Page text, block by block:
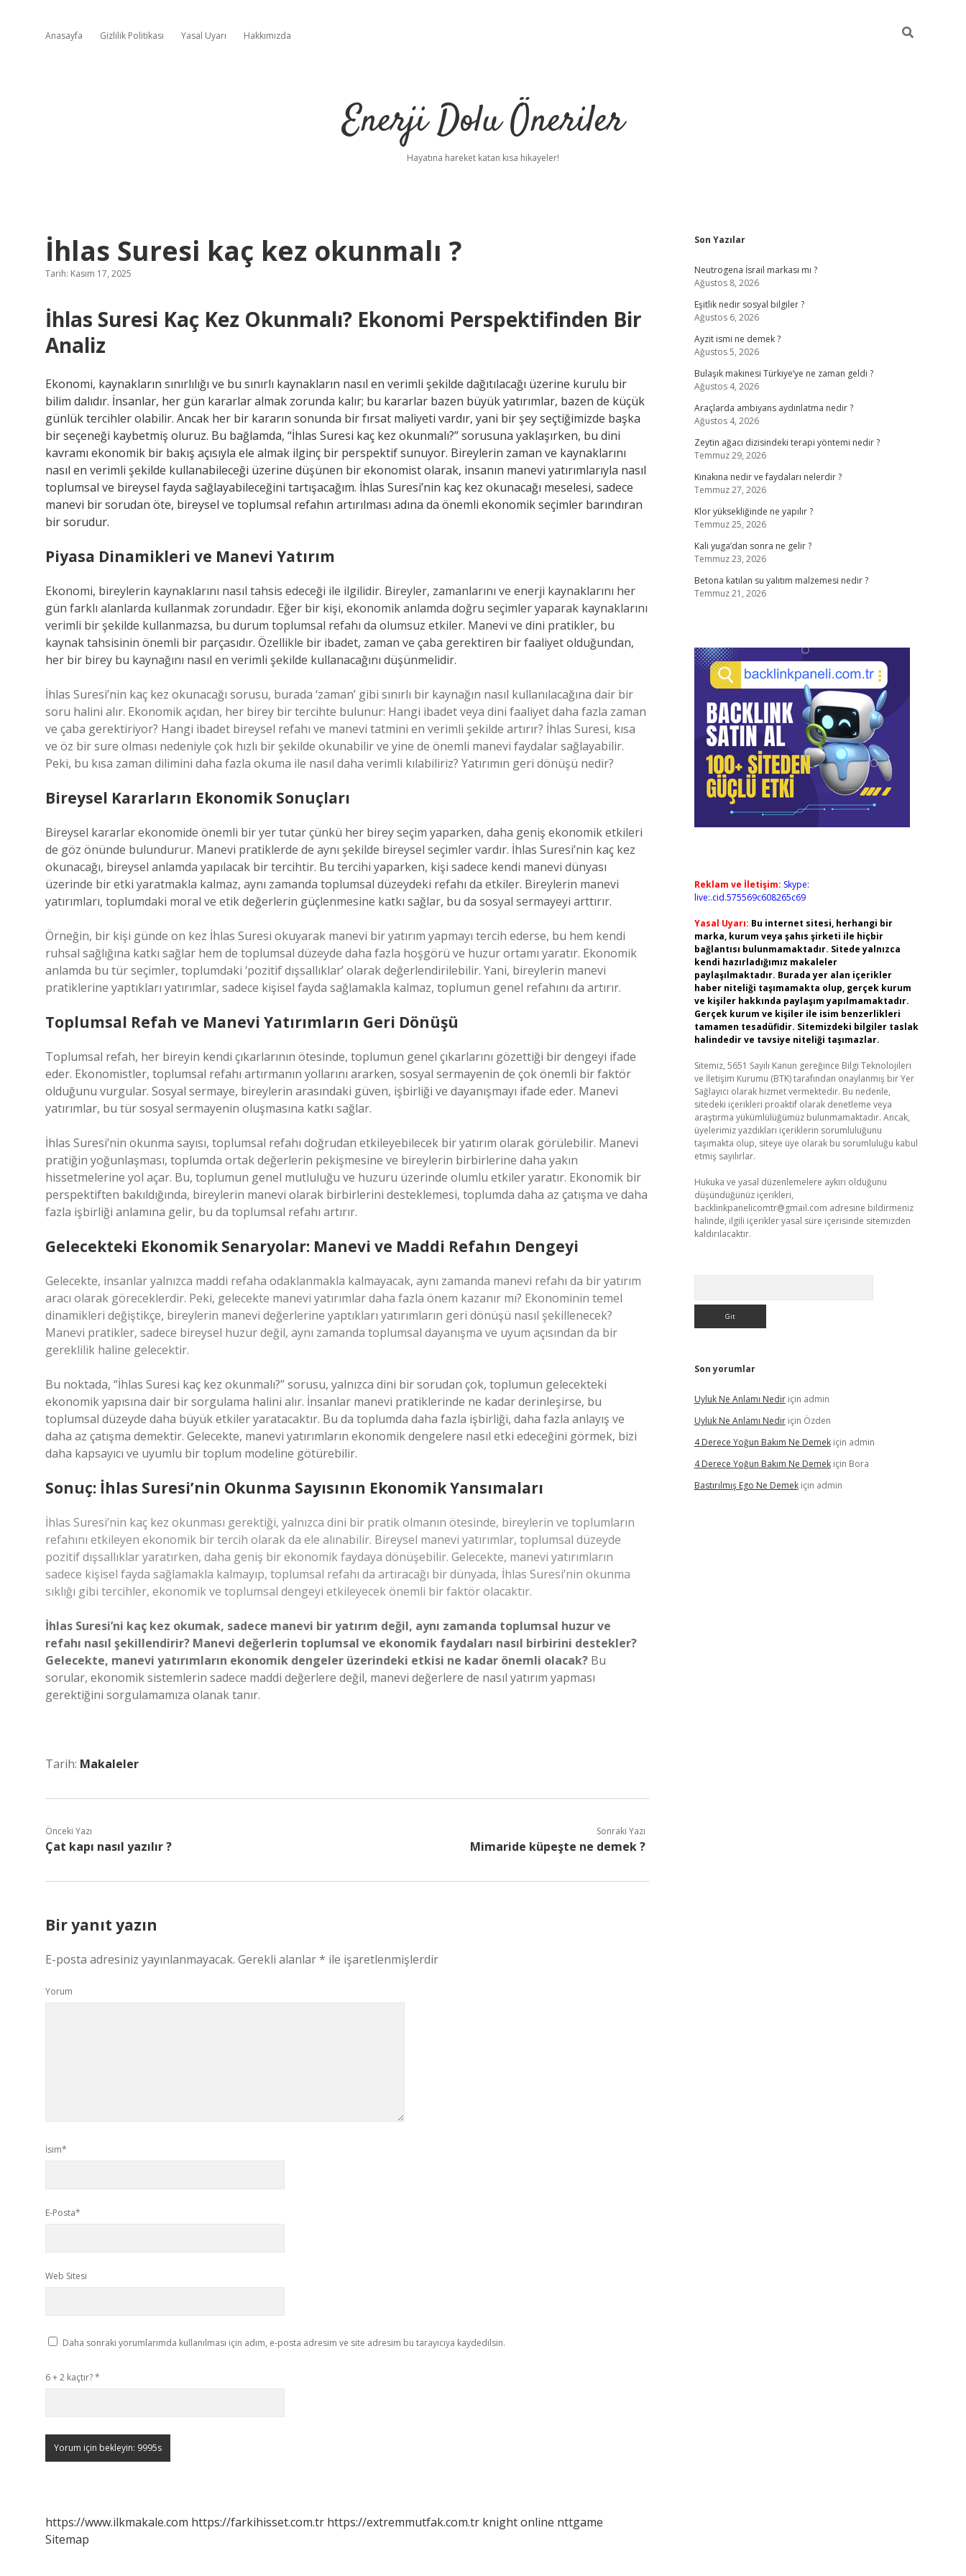
Anasayfa Gizlilik Politikası Yasal Uyarı Hakkımızda
Enerji Dolu Öneriler
Hayatına hareket katan kısa hikayeler!
İhlas Suresi kaç kez okunmalı ?
Tarih: Kasım 17, 2025
İhlas Suresi Kaç Kez Okunmalı? Ekonomi Perspektifinden Bir
Analiz
Ekonomi, kaynakların sınırlılığı ve bu sınırlı kaynakların nasıl en verimli şekilde dağıtılacağı üzerine kurulu bir
bilim dalıdır. İnsanlar, her gün kararlar almak zorunda kalır; bu kararlar bazen büyük yatırımlar, bazen de küçük
günlük tercihler olabilir. Ancak her bir kararın sonunda bir fırsat maliyeti vardır, yani bir şey seçtiğimizde başka
bir seçeneği kaybetmiş oluruz. Bu bağlamda, “İhlas Suresi kaç kez okunmalı?” sorusuna yaklaşırken, bu dini
kavramı ekonomik bir bakış açısıyla ele almak ilginç bir perspektif sunuyor. Bireylerin zaman ve kaynaklarını
nasıl en verimli şekilde kullanabileceği üzerine düşünen bir ekonomist olarak, insanın manevi yatırımlarıyla nasıl
toplumsal ve bireysel fayda sağlayabileceğini tartışacağım. İhlas Suresi’nin kaç kez okunacağı meselesi, sadece
manevi bir sorudan öte, bireysel ve toplumsal refahın artırılması adına da önemli ekonomik seçimler barındıran
bir sorudur.
Piyasa Dinamikleri ve Manevi Yatırım
Ekonomi, bireylerin kaynaklarını nasıl tahsis edeceği ile ilgilidir. Bireyler, zamanlarını ve enerji kaynaklarını her
gün farklı alanlarda kullanmak zorundadır. Eğer bir kişi, ekonomik anlamda doğru seçimler yaparak kaynaklarını
verimli bir şekilde kullanmazsa, bu durum toplumsal refahı da olumsuz etkiler. Manevi ve dini pratikler, bu
kaynak tahsisinin önemli bir parçasıdır. Özellikle bir ibadet, zaman ve çaba gerektiren bir faaliyet olduğundan,
her bir birey bu kaynağını nasıl en verimli şekilde kullanacağını düşünmelidir.
İhlas Suresi’nin kaç kez okunacağı sorusu, burada ‘zaman’ gibi sınırlı bir kaynağın nasıl kullanılacağına dair bir
soru halini alır. Ekonomik açıdan, her birey bir tercihte bulunur: Hangi ibadet veya dini faaliyet daha fazla zaman
ve çaba gerektiriyor? Hangi ibadet bireysel refahı ve manevi tatmini en verimli şekilde artırır? İhlas Suresi, kısa
ve öz bir sure olması nedeniyle çok hızlı bir şekilde okunabilir ve yine de önemli manevi faydalar sağlayabilir.
Peki, bu kısa zaman dilimini daha fazla okuma ile nasıl daha verimli kılabiliriz? Yatırımın geri dönüşü nedir?
Bireysel Kararların Ekonomik Sonuçları
Bireysel kararlar ekonomide önemli bir yer tutar çünkü her birey seçim yaparken, daha geniş ekonomik etkileri
de göz önünde bulundurur. Manevi pratiklerde de aynı şekilde bireysel seçimler vardır. İhlas Suresi’nin kaç kez
okunacağı, bireysel anlamda yapılacak bir tercihtir. Bu tercihi yaparken, kişi sadece kendi manevi dünyası
üzerinde bir etki yaratmakla kalmaz, aynı zamanda toplumsal düzeydeki refahı da etkiler. Bireylerin manevi
yatırımları, toplumdaki moral ve etik değerlerin güçlenmesine katkı sağlar, bu da sosyal sermayeyi arttırır.
Örneğin, bir kişi günde on kez İhlas Suresi okuyarak manevi bir yatırım yapmayı tercih ederse, bu hem kendi
ruhsal sağlığına katkı sağlar hem de toplumsal düzeyde daha fazla hoşgörü ve huzur ortamı yaratır. Ekonomik
anlamda bu tür seçimler, toplumdaki ‘pozitif dışsallıklar’ olarak değerlendirilebilir. Yani, bireylerin manevi
pratiklerine yaptıkları yatırımlar, sadece kişisel fayda sağlamakla kalmaz, toplumun genel refahını da artırır.
Toplumsal Refah ve Manevi Yatırımların Geri Dönüşü
Toplumsal refah, her bireyin kendi çıkarlarının ötesinde, toplumun genel çıkarlarını gözettiği bir dengeyi ifade
eder. Ekonomistler, toplumsal refahı artırmanın yollarını ararken, sosyal sermayenin de çok önemli bir faktör
olduğunu vurgular. Sosyal sermaye, bireylerin arasındaki güven, işbirliği ve dayanışmayı ifade eder. Manevi
yatırımlar, bu tür sosyal sermayenin oluşmasına katkı sağlar.
İhlas Suresi’nin okunma sayısı, toplumsal refahı doğrudan etkileyebilecek bir yatırım olarak görülebilir. Manevi
pratiğin yoğunlaşması, toplumda ortak değerlerin pekişmesine ve bireylerin birbirlerine daha yakın
hissetmelerine yol açar. Bu, toplumun genel mutluluğu ve huzuru üzerinde olumlu etkiler yaratır. Ekonomik bir
perspektiften bakıldığında, bireylerin manevi olarak birbirlerini desteklemesi, toplumda daha az çatışma ve daha
fazla işbirliği anlamına gelir, bu da toplumsal refahı artırır.
Gelecekteki Ekonomik Senaryolar: Manevi ve Maddi Refahın Dengeyi
Gelecekte, insanlar yalnızca maddi refaha odaklanmakla kalmayacak, aynı zamanda manevi refahı da bir yatırım
aracı olarak göreceklerdir. Peki, gelecekte manevi yatırımlar daha fazla önem kazanır mı? Ekonominin temel
dinamikleri değiştikçe, bireylerin manevi değerlerine yaptıkları yatırımların geri dönüşü nasıl şekillenecek?
Manevi pratikler, sadece bireysel huzur değil, aynı zamanda toplumsal dayanışma ve uyum açısından da bir
gereklilik haline gelecektir.
Bu noktada, “İhlas Suresi kaç kez okunmalı?” sorusu, yalnızca dini bir sorudan çok, toplumun gelecekteki
ekonomik yapısına dair bir sorgulama halini alır. İnsanlar manevi pratiklerinde ne kadar derinleşirse, bu
toplumsal düzeyde daha büyük etkiler yaratacaktır. Bu da toplumda daha fazla işbirliği, daha fazla anlayış ve
daha az çatışma demektir. Gelecekte, manevi yatırımların ekonomik dengelere nasıl etki edeceğini görmek, bizi
daha kapsayıcı ve uyumlu bir toplum modeline götürebilir.
Sonuç: İhlas Suresi’nin Okunma Sayısının Ekonomik Yansımaları
İhlas Suresi’nin kaç kez okunması gerektiği, yalnızca dini bir pratik olmanın ötesinde, bireylerin ve toplumların
refahını etkileyen ekonomik bir tercih olarak da ele alınabilir. Bireysel manevi yatırımlar, toplumsal düzeyde
pozitif dışsallıklar yaratırken, daha geniş bir ekonomik faydaya dönüşebilir. Gelecekte, manevi yatırımların
sadece kişisel fayda sağlamakla kalmayıp, toplumsal refahı da artıracağı bir dünyada, İhlas Suresi’nin okunma
sıklığı gibi tercihler, ekonomik ve toplumsal dengeyi etkileyecek önemli bir faktör olacaktır.
İhlas Suresi’ni kaç kez okumak, sadece manevi bir yatırım değil, aynı zamanda toplumsal huzur ve
refahı nasıl şekillendirir? Manevi değerlerin toplumsal ve ekonomik faydaları nasıl birbirini destekler?
Gelecekte, manevi yatırımların ekonomik dengeler üzerindeki etkisi ne kadar önemli olacak? Bu
sorular, ekonomik sistemlerin sadece maddi değerlere değil, manevi değerlere de nasıl yatırım yapması
gerektiğini sorgulamamıza olanak tanır.
Tarih: Makaleler
Önceki Yazı
Çat kapı nasıl yazılır ?
Sonraki Yazı
Mimaride küpeşte ne demek ?
Bir yanıt yazın
E-posta adresiniz yayınlanmayacak. Gerekli alanlar* ile işaretlenmişlerdir
Yorum
İsim*
E-Posta*
Web Sitesi
Daha sonraki yorumlarımda kullanılması için adım, e-posta adresim ve site adresim bu tarayıcıya kaydedilsin.
6 + 2 kaçtır?*
https://www.ilkmakale.com https://farkihisset.com.tr https://extremmutfak.com.tr knight online nttgame
Sitemap
Sidebar
Son Yazılar
Neutrogena İsrail markası mı ?
Ağustos 8, 2026
Eşitlik nedir sosyal bilgiler ?
Ağustos 6, 2026
Ayzit ismi ne demek ?
Ağustos 5, 2026
Bulaşık makinesi Türkiye’ye ne zaman geldi ?
Ağustos 4, 2026
Araçlarda ambiyans aydınlatma nedir ?
Ağustos 4, 2026
Zeytin ağacı dizisindeki terapi yöntemi nedir ?
Temmuz 29, 2026
Kınakına nedir ve faydaları nelerdir ?
Temmuz 27, 2026
Klor yüksekliğinde ne yapılır ?
Temmuz 25, 2026
Kali yuga’dan sonra ne gelir ?
Temmuz 23, 2026
Betona katılan su yalıtım malzemesi nedir ?
Temmuz 21, 2026
Reklam ve İletişim: Skype:
live:.cid.575569c608265c69
Yasal Uyarı: Bu internet sitesi, herhangi bir
marka, kurum veya şahıs şirketi ile hiçbir
bağlantısı bulunmamaktadır. Sitede yalnızca
kendi hazırladığımız makaleler
paylaşılmaktadır. Burada yer alan içerikler
haber niteliği taşımamakta olup, gerçek kurum
ve kişiler hakkında paylaşım yapılmamaktadır.
Gerçek kurum ve kişiler ile isim benzerlikleri
tamamen tesadüfidir. Sitemizdeki bilgiler taslak
halindedir ve tavsiye niteliği taşımazlar.
Sitemiz, 5651 Sayılı Kanun gereğince Bilgi Teknolojileri
ve İletişim Kurumu (BTK) tarafından onaylanmış bir Yer
Sağlayıcı olarak hizmet vermektedir. Bu nedenle,
sitedeki içerikleri proaktif olarak denetleme veya
araştırma yükümlülüğümüz bulunmamaktadır. Ancak,
üyelerimiz yazdıkları içeriklerin sorumluluğunu
taşımakta olup, siteye üye olarak bu sorumluluğu kabul
etmiş sayılırlar.
Hukuka ve yasal düzenlemelere aykırı olduğunu
düşündüğünüz içerikleri,
backlinkpanelicomtr@gmail.com adresine bildirmeniz
halinde, ilgili içerikler yasal süre içerisinde sitemizden
kaldırılacaktır.
Son yorumlar
Uyluk Ne Anlamı Nediriçin admin
Uyluk Ne Anlamı Nediriçin Özden
4 Derece Yoğun Bakım Ne Demekiçin admin
4 Derece Yoğun Bakım Ne Demekiçin Bora
Bastırılmış Ego Ne Demekiçin admin